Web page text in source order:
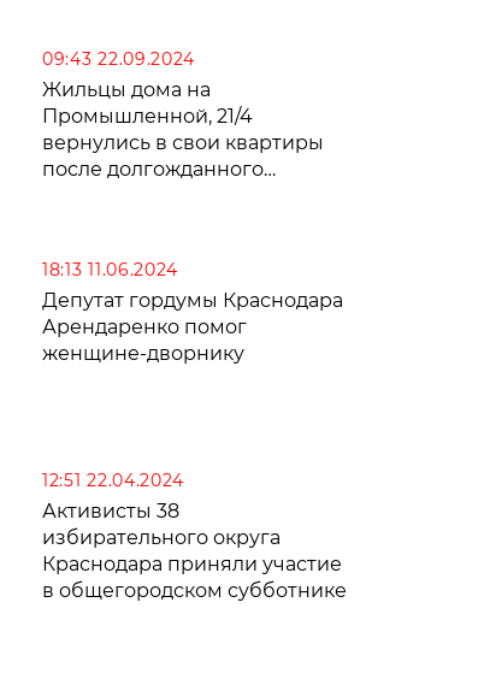
09:43 22.09.2024
Жильцы дома на
Промышленной, 21/4
вернулись в свои квартиры
после долгожданного
18:13 11.06.2024
Депутат гордумы Краснодара
Арендаренко помог
женщине-дворнику
12:51 22.04.2024
Активисты 38
избирательного округа
Краснодара приняли участие
в общегородском субботнике